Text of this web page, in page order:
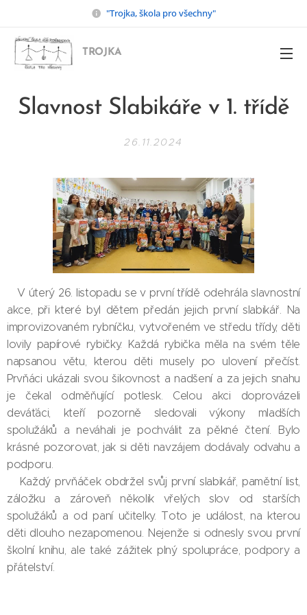
"Trojka, škola pro všechny"
TROJKA
Slavnost Slabikáře v 1. třídě
26.11.2024
V úterý 26. listopadu se v první třídě odehrála slavnostní
akce, při které byl dětem předán jejich první slabikář. Na
improvizovaném rybníčku, vytvořeném ve středu třídy, děti
lovily papírové rybičky. Každá rybička měla na svém těle
napsanou větu, kterou děti musely po ulovení přečíst.
Prvňáci ukázali svou šikovnost a nadšení a za jejich snahu
je čekal odměňující potlesk. Celou akci doprovázeli
deváťáci, kteří pozorně sledovali výkony mladších
spolužáků a neváhali je pochválit za pěkné čtení. Bylo
krásné pozorovat, jak si děti navzájem dodávaly odvahu a
podporu.
Každý prvňáček obdržel svůj první slabikář, pamětní list,
záložku a zároveň několik vřelých slov od starších
spolužáků a od paní učitelky. Toto je událost, na kterou
děti dlouho nezapomenou. Nejenže si odnesly svou první
školní knihu, ale také zážitek plný spolupráce, podpory a
přátelství.